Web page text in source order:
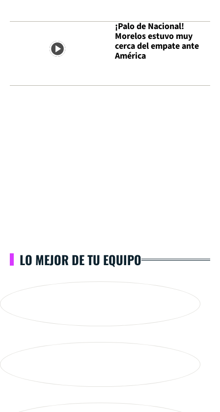
¡Palo de Nacional!
Morelos estuvo muy
cerca del empate ante
América
LO MEJOR DE TU EQUIPO